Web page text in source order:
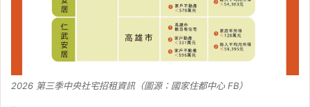
2026 第三季中央社宅招租資訊（圖源：國家住都中心 FB）